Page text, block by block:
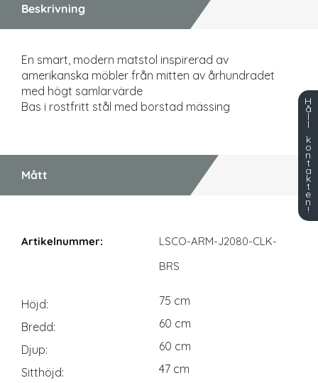
Beskrivning
En smart, modern matstol inspirerad av
amerikanska möbler från mitten av århundradet
med högt samlarvärde
Bas i rostfritt stål med borstad mässing
Mått
LSCO-ARM-J2080-CLK-
BRS
Höjd
75 cm
Bredd
60 cm
Djup
60 cm
Sitthöjd
47 cm
H
å
l
l
k
o
n
t
a
k
t
e
n
!